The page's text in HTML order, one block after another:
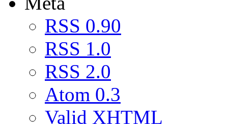
RSS 0.90
RSS 1.0
RSS 2.0
Atom 0.3
Valid XHTML